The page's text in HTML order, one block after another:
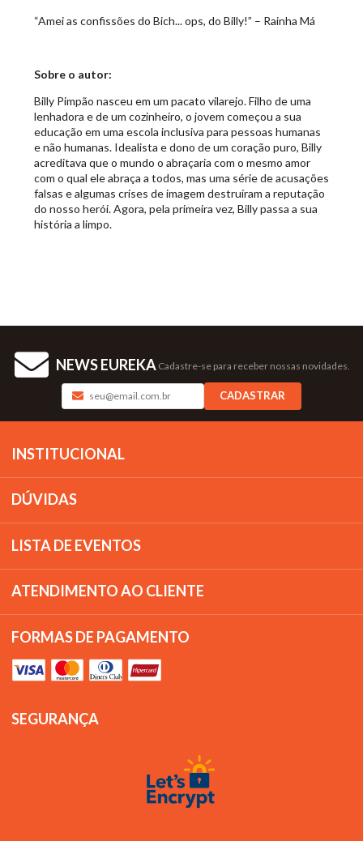
“Amei as confissões do Bich... ops, do Billy!” – Rainha Má
Sobre o autor:
Billy Pimpão nasceu em um pacato vilarejo. Filho de uma
lenhadora e de um cozinheiro, o jovem começou a sua
educação em uma escola inclusiva para pessoas humanas
e não humanas. Idealista e dono de um coração puro, Billy
acreditava que o mundo o abraçaria com o mesmo amor
com o qual ele abraça a todos, mas uma série de acusações
falsas e algumas crises de imagem destruíram a reputação
do nosso herói. Agora, pela primeira vez, Billy passa a sua
história a limpo.
NEWS EUREKA Cadastre-se para receber nossas novidades.
CADASTRAR
INSTITUCIONAL
DÚVIDAS
LISTA DE EVENTOS
ATENDIMENTO AO CLIENTE
FORMAS DE PAGAMENTO
SEGURANÇA